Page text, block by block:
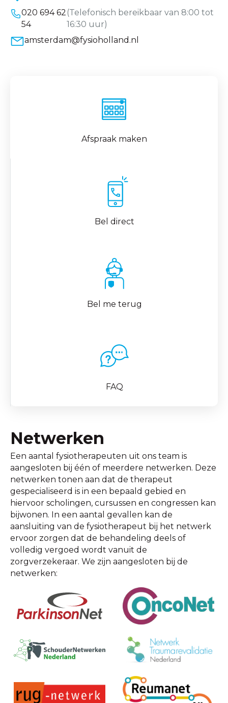
020 694 62
54
(Telefonisch bereikbaar van 8:00 tot
16:30 uur)
amsterdam@fysioholland.nl
Afspraak maken
Bel direct
Bel me terug
FAQ
Netwerken
Een aantal fysiotherapeuten uit ons team is
aangesloten bij één of meerdere netwerken. Deze
netwerken tonen aan dat de therapeut
gespecialiseerd is in een bepaald gebied en
hiervoor scholingen, cursussen en congressen kan
bijwonen. In een aantal gevallen kan de
aansluiting van de fysiotherapeut bij het netwerk
ervoor zorgen dat de behandeling deels of
volledig vergoed wordt vanuit de
zorgverzekeraar. We zijn aangesloten bij de
netwerken: